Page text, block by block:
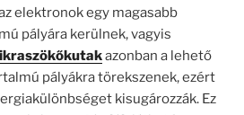
elektronok egy magasabb
pályára kerülnek, vagyis
azonban a lehető
pályákra törekszenek, ezért
kisugározzák. Ez